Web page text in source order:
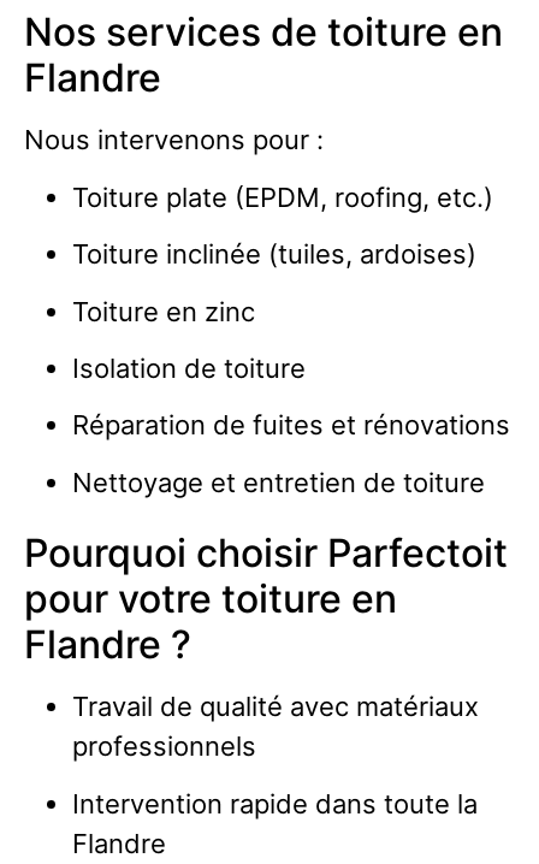
Nos services de toiture en
Flandre
Nous intervenons pour :
Toiture plate (EPDM, roofing, etc.)
Toiture inclinée (tuiles, ardoises)
Toiture en zinc
Isolation de toiture
Réparation de fuites et rénovations
Nettoyage et entretien de toiture
Pourquoi choisir Parfectoit
pour votre toiture en
Flandre ?
Travail de qualité avec matériaux
professionnels
Intervention rapide dans toute la
Flandre